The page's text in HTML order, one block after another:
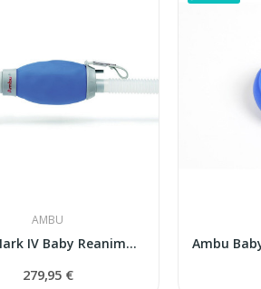
AMBU
Ambu Mark IV Baby Reanimācijas maiss...
279,95 €